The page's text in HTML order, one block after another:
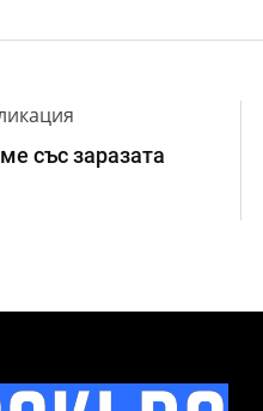
със заразата